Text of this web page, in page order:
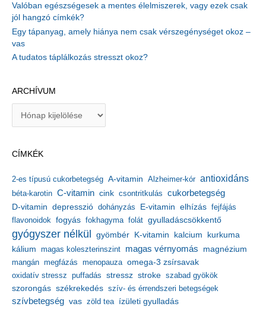
Valóban egészségesek a mentes élelmiszerek, vagy ezek csak
jól hangzó címkék?
Egy tápanyag, amely hiánya nem csak vérszegénységet okoz –
vas
A tudatos táplálkozás stresszt okoz?
ARCHÍVUM
í
u
m
CÍMKÉK
2-es típusú cukorbetegség A-vitamin Alzheimer-kór antioxidáns
béta-karotin C-vitamin cink csontritkulás cukorbetegség
D-vitamin depresszió dohányzás E-vitamin elhízás fejfájás
flavonoidok fogyás fokhagyma folát gyulladáscsökkentő
gyógyszer nélkül gyömbér K-vitamin kalcium kurkuma
kálium magas koleszterinszint magas vérnyomás magnézium
mangán megfázás menopauza omega-3 zsírsavak
oxidatív stressz puffadás stressz stroke szabad gyökök
szorongás székrekedés szív- és érrendszeri betegségek
szívbetegség vas zöld tea ízületi gyulladás